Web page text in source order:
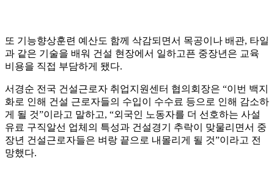
또 기능향상훈련 예산도 함께 삭감되면서 목공이나 배관, 타일
과 같은 기술을 배워 건설 현장에서 일하고픈 중장년은 교육
비용을 직접 부담하게 됐다.
서경순 전국 건설근로자 취업지원센터 협의회장은 “이번 백지
화로 인해 건설 근로자들의 수입이 수수료 등으로 인해 감소하
게 될 것”이라고 말하고, “외국인 노동자를 더 선호하는 사설
유료 구직알선 업체의 특성과 건설경기 추락이 맞물리면서 중
장년 건설근로자들은 벼랑 끝으로 내몰리게 될 것”이라고 전
망했다.